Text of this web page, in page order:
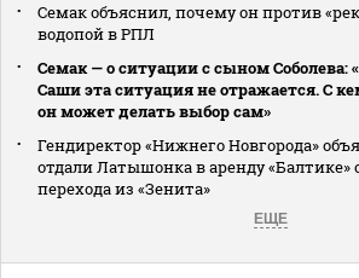
Семак объяснил, почему он против
водопой в РПЛ
Семак — о ситуации с сыном Соболева:
Саши эта ситуация не отражается. С
он может делать выбор сам»
Гендиректор «Нижнего Новгорода»
отдали Латышонка в аренду «Балтике»
перехода из «Зенита»
ЕЩЕ